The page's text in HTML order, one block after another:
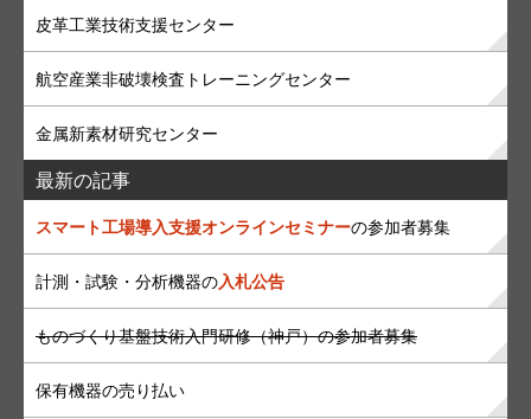
皮革工業技術支援センター
航空産業非破壊検査トレーニングセンター
金属新素材研究センター
最新の記事
スマート工場導入支援オンラインセミナーの参加者募集
計測・試験・分析機器の入札公告
ものづくり基盤技術入門研修（神戸）の参加者募集
保有機器の売り払い